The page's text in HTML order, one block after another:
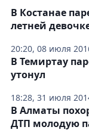
20:20, 08 июля
В Костанае
летней
18:28, 31 июля
В Темиртау
утонул
В Алматы
ДТП молодую